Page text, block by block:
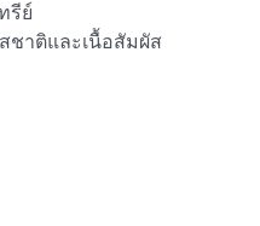
รีย์
ชาติและเนื้อสัมผัส